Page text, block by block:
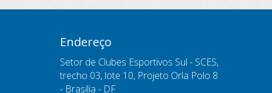
Endereço
Setor de Clubes Esportivos Sul - SCES,
trecho 03, lote 10, Projeto Orla Polo 8
- Brasília - DF